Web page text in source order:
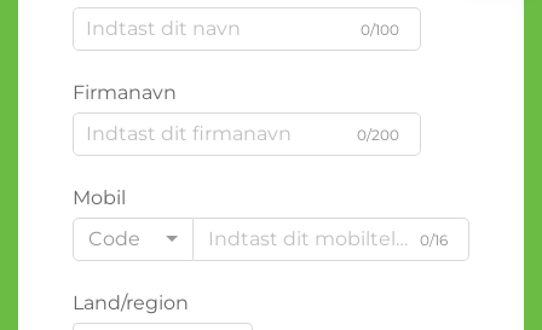
0/100
Firmanavn
0/200
Mobil
Code
0/16
Land/region